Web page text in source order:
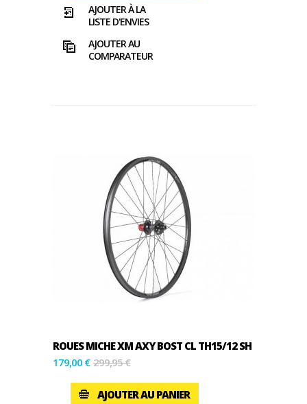
AJOUTER À LA
LISTE D'ENVIES
AJOUTER AU
COMPARATEUR
ROUES MICHE XM AXY BOST CL TH15/12 SH
179,00 € 299,95 €
AJOUTER AU PANIER